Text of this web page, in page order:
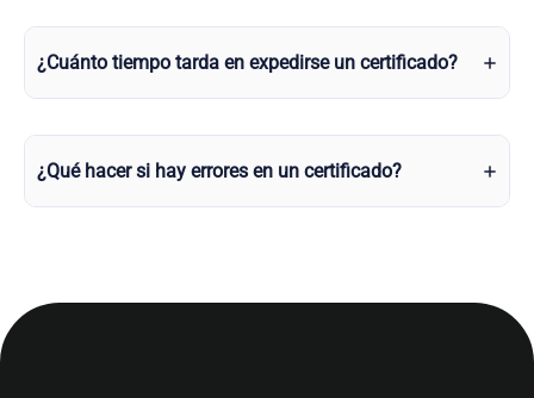
¿Cuánto tiempo tarda en expedirse un certificado?
¿Qué hacer si hay errores en un certificado?